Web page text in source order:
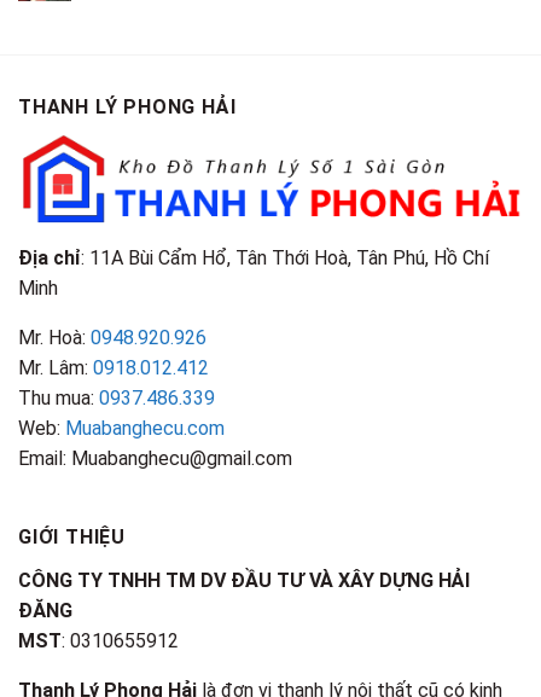
Điểm
Nhận
Biết
THANH LÝ PHONG HẢI
Địa chỉ: 11A Bùi Cẩm Hổ, Tân Thới Hoà, Tân Phú, Hồ Chí
Minh
Mr. Hoà: 0948.920.926
Mr. Lâm: 0918.012.412
Thu mua: 0937.486.339
Web: Muabanghecu.com
Email: Muabanghecu@gmail.com
GIỚI THIỆU
CÔNG TY TNHH TM DV ĐẦU TƯ VÀ XÂY DỰNG HẢI
ĐĂNG
MST: 0310655912
Thanh Lý Phong Hải là đơn vị thanh lý nội thất cũ có kinh